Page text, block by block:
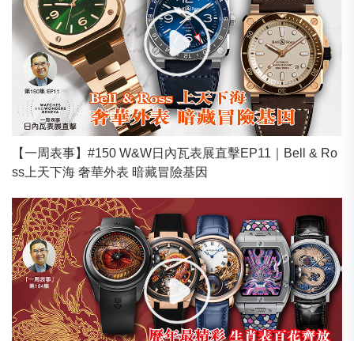
【一周表事】#150 W&W日內瓦表展直擊EP11｜Bell & Ro
ss上天下海 奢華外表 暗藏冒險基因